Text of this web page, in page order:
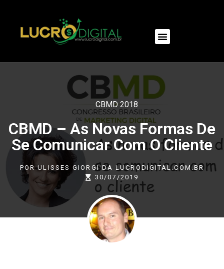
CBMD 2018
CBMD – As Novas Formas De
Se Comunicar Com O Cliente
PORULISSES GIORGI DA LUCRODIGITAL.COM.BR
30/07/2019